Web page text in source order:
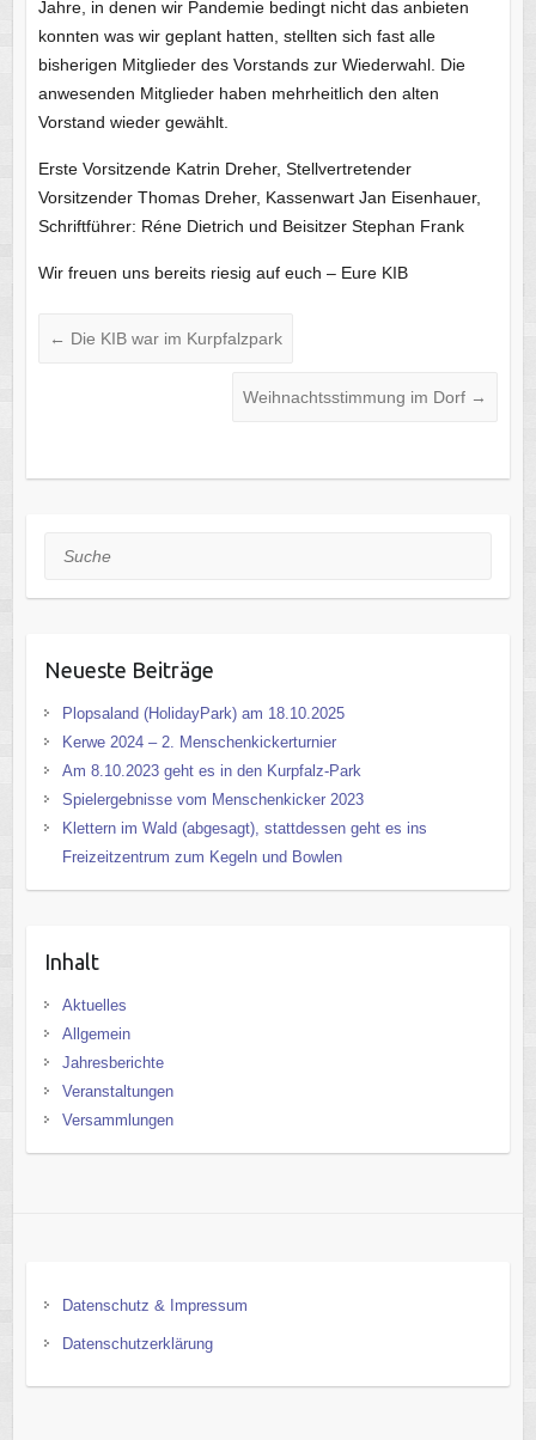
Jahre, in denen wir Pandemie bedingt nicht das anbieten
konnten was wir geplant hatten, stellten sich fast alle
bisherigen Mitglieder des Vorstands zur Wiederwahl. Die
anwesenden Mitglieder haben mehrheitlich den alten
Vorstand wieder gewählt.
Erste Vorsitzende Katrin Dreher, Stellvertretender
Vorsitzender Thomas Dreher, Kassenwart Jan Eisenhauer,
Schriftführer: Réne Dietrich und Beisitzer Stephan Frank
Wir freuen uns bereits riesig auf euch – Eure KIB
← Die KIB war im Kurpfalzpark
Weihnachtsstimmung im Dorf →
Suche
Neueste Beiträge
Plopsaland (HolidayPark) am 18.10.2025
Kerwe 2024 – 2. Menschenkickerturnier
Am 8.10.2023 geht es in den Kurpfalz-Park
Spielergebnisse vom Menschenkicker 2023
Klettern im Wald (abgesagt), stattdessen geht es ins
Freizeitzentrum zum Kegeln und Bowlen
Inhalt
Aktuelles
Allgemein
Jahresberichte
Veranstaltungen
Versammlungen
Datenschutz & Impressum
Datenschutzerklärung